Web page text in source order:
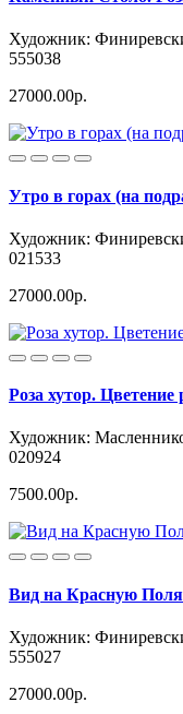
Художник:
555038
27000.00р.
Утро в горах (на
Художник:
021533
27000.00р.
Роза хутор.
Художник:
020924
7500.00р.
Вид на Красную
Художник:
555027
27000.00р.